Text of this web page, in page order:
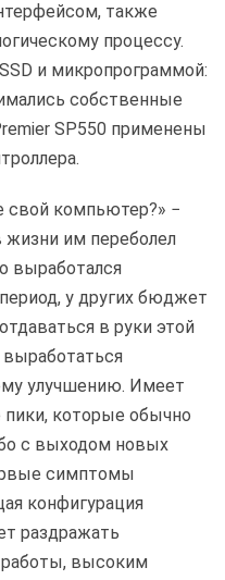
также
процессу.
и микропрограммой:
собственные
SP550 применены
свой компьютер?» −
жизни им переболел
выработался
у других бюджет
в руки этой
выработаться
улучшению. Имеет
которые обычно
с выходом новых
симптомы
конфигурация
раздражать
высоким